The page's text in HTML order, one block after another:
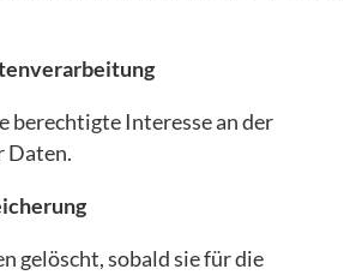
berechtigte Interesse an der
Daten.
gelöscht, sobald sie für die